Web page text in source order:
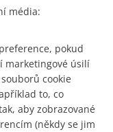
média:
pokud
marketingové úsilí
cookie
to, co
aby zobrazované
(někdy se jim